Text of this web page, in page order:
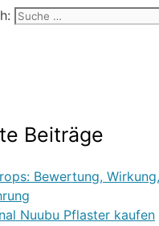
Beiträge
Bewertung,
Nuubu Pflaster kaufen